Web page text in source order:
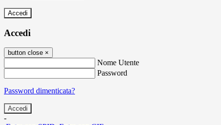
Accedi
Accedi
button close ×
Nome Utente
Password
Password dimenticata?
-